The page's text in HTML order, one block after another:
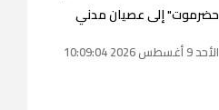
حضرموت" إلى عصيان مدني
الأحد 9 أغسطس 2026 10:09:04